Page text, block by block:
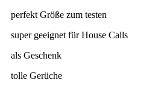
perfekt Größe zum testen
super geeignet für House Calls
als Geschenk
tolle Gerüche